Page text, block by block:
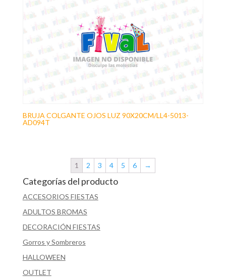
BRUJA COLGANTE OJOS LUZ 90X20CM/LL4-5013-
AD094T
1 2 3 4 5 6 →
Categorías del producto
ACCESORIOS FIESTAS
ADULTOS BROMAS
DECORACIÓN FIESTAS
Gorros y Sombreros
HALLOWEEN
OUTLET